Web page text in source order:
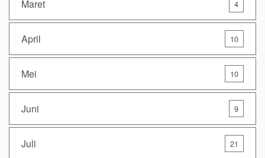
Maret 4
April 10
Mei 10
Juni 9
Juli 21